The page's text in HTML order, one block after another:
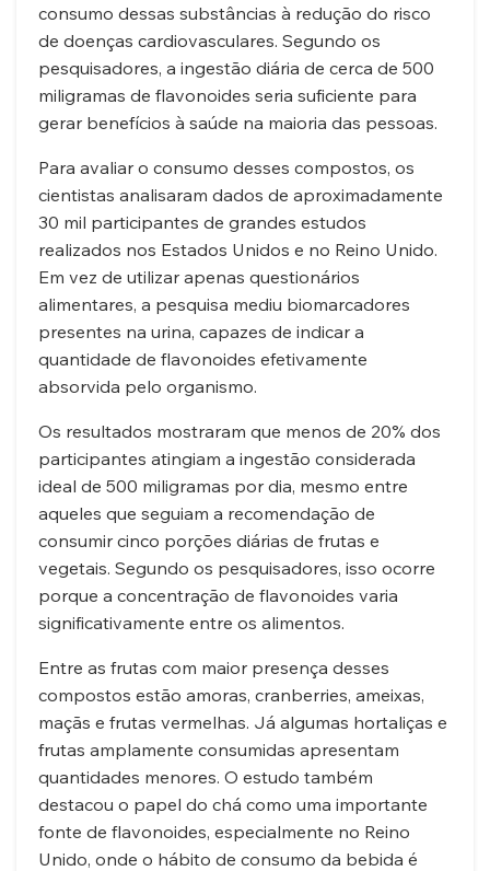
consumo dessas substâncias à redução do risco
de doenças cardiovasculares. Segundo os
pesquisadores, a ingestão diária de cerca de 500
miligramas de flavonoides seria suficiente para
gerar benefícios à saúde na maioria das pessoas.
Para avaliar o consumo desses compostos, os
cientistas analisaram dados de aproximadamente
30 mil participantes de grandes estudos
realizados nos Estados Unidos e no Reino Unido.
Em vez de utilizar apenas questionários
alimentares, a pesquisa mediu biomarcadores
presentes na urina, capazes de indicar a
quantidade de flavonoides efetivamente
absorvida pelo organismo.
Os resultados mostraram que menos de 20% dos
participantes atingiam a ingestão considerada
ideal de 500 miligramas por dia, mesmo entre
aqueles que seguiam a recomendação de
consumir cinco porções diárias de frutas e
vegetais. Segundo os pesquisadores, isso ocorre
porque a concentração de flavonoides varia
significativamente entre os alimentos.
Entre as frutas com maior presença desses
compostos estão amoras, cranberries, ameixas,
maçãs e frutas vermelhas. Já algumas hortaliças e
frutas amplamente consumidas apresentam
quantidades menores. O estudo também
destacou o papel do chá como uma importante
fonte de flavonoides, especialmente no Reino
Unido, onde o hábito de consumo da bebida é